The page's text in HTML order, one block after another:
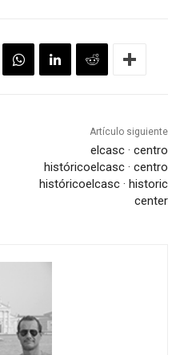
Artículo siguiente
elcasc · centro
históricoelcasc · centro
históricoelcasc · historic
center